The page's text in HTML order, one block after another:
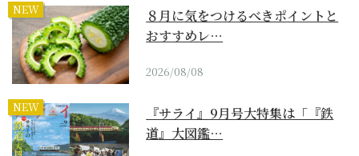
NEW
８月に気をつけるべきポイントと
おすすめレ…
2026/08/08
NEW
『サライ』9月号大特集は「『鉄
道』大図鑑…